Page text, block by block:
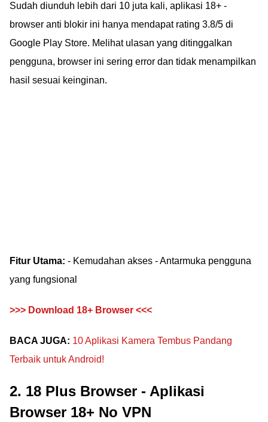
Sudah diunduh lebih dari 10 juta kali, aplikasi 18+ -
browser anti blokir ini hanya mendapat rating 3.8/5 di
Google Play Store. Melihat ulasan yang ditinggalkan
pengguna, browser ini sering error dan tidak menampilkan
hasil sesuai keinginan.
Fitur Utama: - Kemudahan akses - Antarmuka pengguna
yang fungsional
>>> Download 18+ Browser <<<
BACA JUGA: 10 Aplikasi Kamera Tembus Pandang
Terbaik untuk Android!
2. 18 Plus Browser - Aplikasi
Browser 18+ No VPN